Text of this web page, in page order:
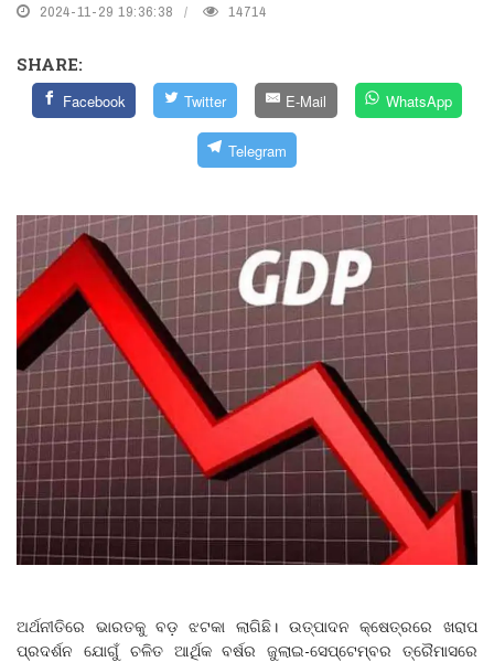
2024-11-29 19:36:38 14714
SHARE:
Facebook Twitter E-Mail WhatsApp
Telegram
ଅର୍ଥନୀତିରେ ଭାରତକୁ ବଡ଼ ଝଟକା ଲାଗିଛି। ଉତ୍ପାଦନ କ୍ଷେତ୍ରରେ ଖରାପ
ପ୍ରଦର୍ଶନ ଯୋଗୁଁ ଚଳିତ ଆର୍ଥିକ ବର୍ଷର ଜୁଲାଇ-ସେପ୍ଟେମ୍ବର ତ୍ରୈମାସରେ